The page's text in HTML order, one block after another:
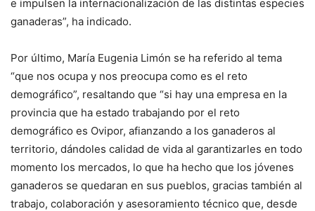
e impulsen la internacionalización de las distintas especies
ganaderas”, ha indicado.
Por último, María Eugenia Limón se ha referido al tema
“que nos ocupa y nos preocupa como es el reto
demográfico”, resaltando que “si hay una empresa en la
provincia que ha estado trabajando por el reto
demográfico es Ovipor, afianzando a los ganaderos al
territorio, dándoles calidad de vida al garantizarles en todo
momento los mercados, lo que ha hecho que los jóvenes
ganaderos se quedaran en sus pueblos, gracias también al
trabajo, colaboración y asesoramiento técnico que, desde